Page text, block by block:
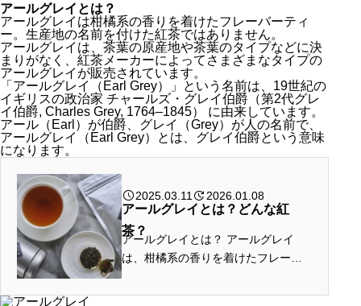
アールグレイとは？
アールグレイは柑橘系の香りを着けたフレーバーティ
ー。生産地の名前を付けた紅茶ではありません。
アールグレイは、茶葉の原産地や茶葉のタイプなどに決
まりがなく、紅茶メーカーによってさまざまなタイプの
アールグレイが販売されています。
「アールグレイ（Earl Grey）」という名前は、19世紀の
イギリスの政治家 チャールズ・グレイ伯爵（第2代グレ
イ伯爵, Charles Grey, 1764–1845） に由来しています。
アール（Earl）が伯爵、グレイ（Grey）が人の名前で、
アールグレイ（Earl Grey）とは、グレイ伯爵という意味
になります。
2025.03.11 2026.01.08
アールグレイとは？どんな紅
茶？
アールグレイとは？ アールグレイ
は、柑橘系の香りを着けたフレーバ
茶ではありません。 そして、茶葉そ